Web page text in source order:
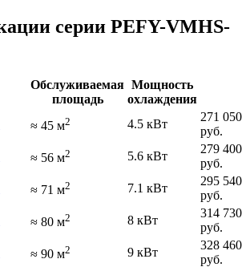
серии PEFY-VMHS-
Обслуживаемая
площадь
Мощность
охлаждения
≈ 45 м2 4.5 кВт
271 050
руб.
≈ 56 м2 5.6 кВт
279 400
руб.
≈ 71 м2 7.1 кВт
295 540
руб.
≈ 80 м2 8 кВт
314 730
руб.
≈ 90 м2 9 кВт
328 460
руб.